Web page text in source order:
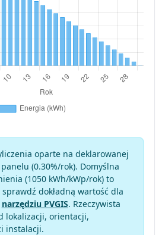
oparte na deklarowanej
(0.30%/rok). Domyślna
(1050 kWh/kWp/rok) to
dokładną wartość dla
narzędziu PVGIS. Rzeczywista
lokalizacji, orientacji,
instalacji.